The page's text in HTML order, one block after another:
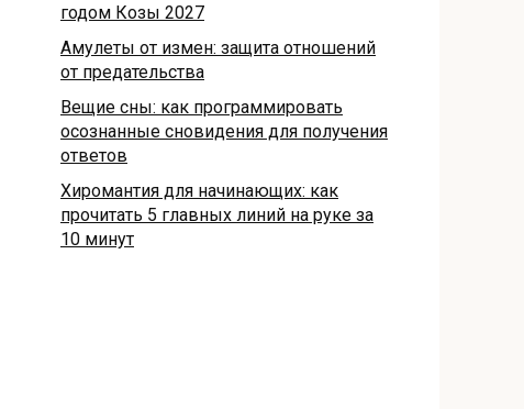
годом Козы 2027
Амулеты от измен: защита отношений
от предательства
Вещие сны: как программировать
осознанные сновидения для получения
ответов
Хиромантия для начинающих: как
прочитать 5 главных линий на руке за
10 минут